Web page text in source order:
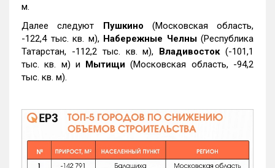
м.
Далее следуют Пушкино (Московская область,
-122,4 тыс. кв. м), Набережные Челны(Республика
Татарстан, -112,2 тыс. кв. м), Владивосток(-101,1
тыс. кв. м) и Мытищи (Московская область, -94,2
тыс. кв. м).